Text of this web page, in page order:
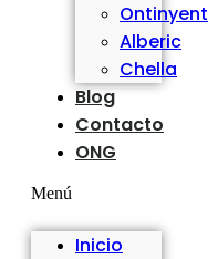
Ontinyent
Alberic
Chella
Blog
Contacto
ONG
Menú
Inicio